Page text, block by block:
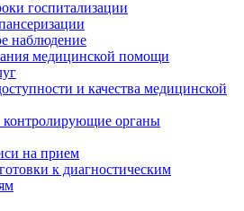
госпитализации
наблюдение
медицинской помощи
и качества медицинской
органы
на прием
к диагностическим